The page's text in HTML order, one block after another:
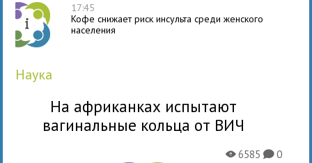
17:45
Кофе снижает риск инсульта среди женского
населения
наука
На африканках испытают
вагинальные кольца от ВИЧ
X6585K0